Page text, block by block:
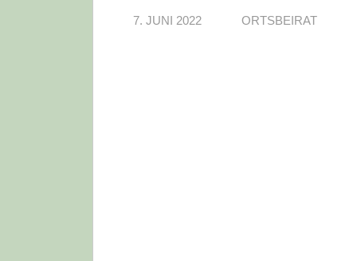
7. JUNI 2022 ORTSBEIRAT